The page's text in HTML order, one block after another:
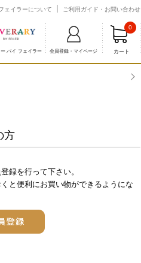
ェイラーについて ご利用ガイド・お問い合わせ
ー バイ フェイラー 会員登録・マイページ カート
0
方
録を行って下さい。
と便利にお買い物ができるようにな